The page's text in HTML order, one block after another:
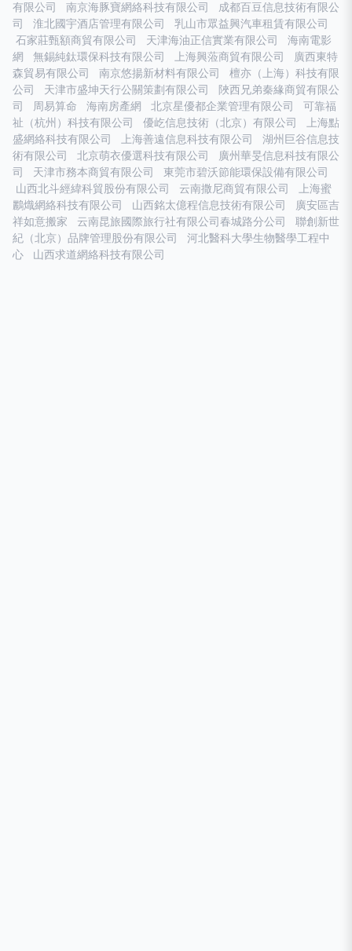
有限公司
南京海豚寶網絡科技有限公司
成都百豆信息技術有限公
司
淮北國宇酒店管理有限公司
乳山市眾益興汽車租賃有限公司
石家莊甄額商貿有限公司
天津海油正信實業有限公司
海南電影
網
無錫純鈦環保科技有限公司 上海興蒞商貿有限公司
廣西東特
森貿易有限公司
南京悠揚新材料有限公司
檀亦（上海）科技有限
公司
天津市盛坤天行公關策劃有限公司
陜西兄弟秦緣商貿有限公
司
周易算命 海南房產網 北京星優都企業管理有限公司
可靠福
祉（杭州）科技有限公司
優屹信息技術（北京）有限公司
上海點
盛網絡科技有限公司
上海善遠信息科技有限公司
湖州巨谷信息技
術有限公司
北京萌衣優選科技有限公司
廣州華旻信息科技有限公
司
天津市務本商貿有限公司
東莞市碧沃節能環保設備有限公司
山西北斗經緯科貿股份有限公司
云南撒尼商貿有限公司
上海蜜
鸝熾網絡科技有限公司
山西銘太億程信息技術有限公司
廣安區吉
祥如意搬家
云南昆旅國際旅行社有限公司春城路分公司
聯創新世
紀（北京）品牌管理股份有限公司
河北醫科大學生物醫學工程中
心
山西求道網絡科技有限公司